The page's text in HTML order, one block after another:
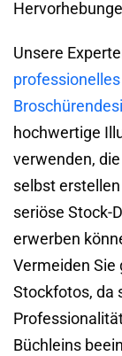
Unsere
professionelles
hochwertige
verwenden,
selbst
seriöse Stock-
erwerben
Vermeiden Sie
Stockfotos, da
Büchleins